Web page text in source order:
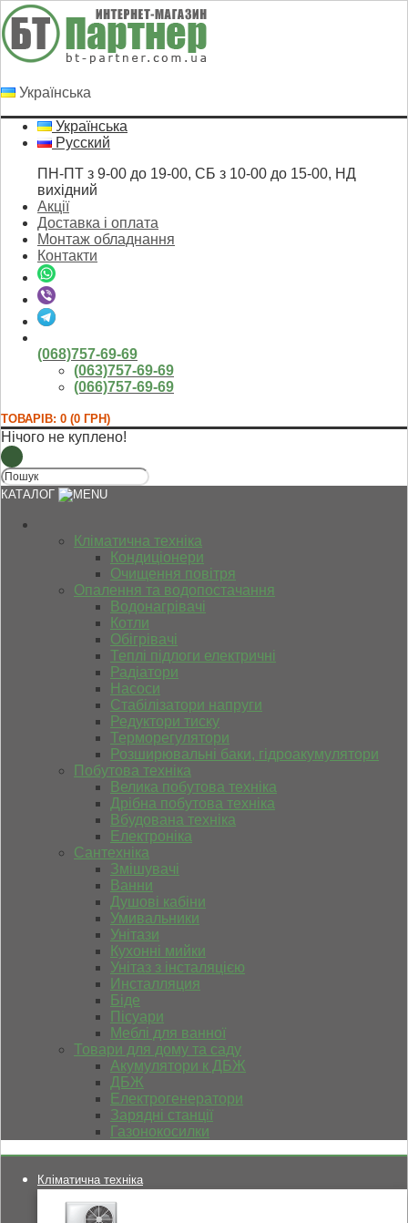
Українська
Українська
Русский
ПН-ПТ з 9-00 до 19-00, СБ з 10-00 до 15-00, НД
вихідний
Акції
Доставка і оплата
Монтаж обладнання
Контакти
(068)757-69-69
(063)757-69-69
(066)757-69-69
ТОВАРІВ: 0 (0 ГРН)
Нічого не куплено!
КАТАЛОГ
Кліматична техніка
Кондиціонери
Очищення повітря
Опалення та водопостачання
Водонагрівачі
Котли
Обігрівачі
Теплі підлоги електричні
Радіатори
Насоси
Стабілізатори напруги
Редуктори тиску
Терморегулятори
Розширювальні баки, гідроакумулятори
Побутова техніка
Велика побутова техніка
Дрібна побутова техніка
Вбудована техніка
Електроніка
Сантехніка
Змішувачі
Ванни
Душові кабіни
Умивальники
Унітази
Кухонні мийки
Унітаз з інсталяцією
Инсталляция
Біде
Пісуари
Меблі для ванної
Товари для дому та саду
Акумулятори к ДБЖ
ДБЖ
Електрогенератори
Зарядні станції
Газонокосилки
Кліматична техніка